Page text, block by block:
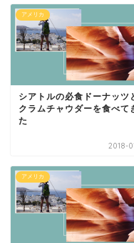
アメリカ
シアトルの必食ドーナッツ
クラムチャウダーを食べて
た
2018-
アメリカ